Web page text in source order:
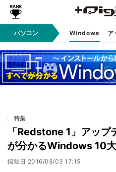
パソコン Windows ア
特集
「Redstone 1」アッ
が分かるWindows 10
掲載日 2016/08/03 17:15